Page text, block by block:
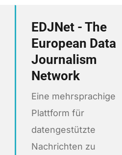
EDJNet - The
European Data
Journalism
Network
Eine mehrsprachige
Plattform für
datengestützte
Nachrichten zu